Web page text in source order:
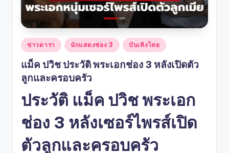
Posted
in
ข่าวดารา นักแสดงช่อง 3 บันเทิงไทย
แม็ค ปวิช ประวัติ พระเอกช่อง 3 หลังเปิดตัว
ลูกและครอบครัว
ประวัติ แม็ค ปวิช พระเอก
ช่อง 3 หลังเซอร์ไพรส์เปิด
ตัวลูกและครอบครัว